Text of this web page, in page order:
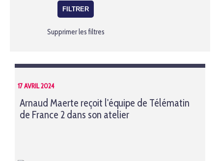
Supprimer les filtres
17 AVRIL 2024
Arnaud Maerte reçoit l'équipe de Télématin
de France 2 dans son atelier